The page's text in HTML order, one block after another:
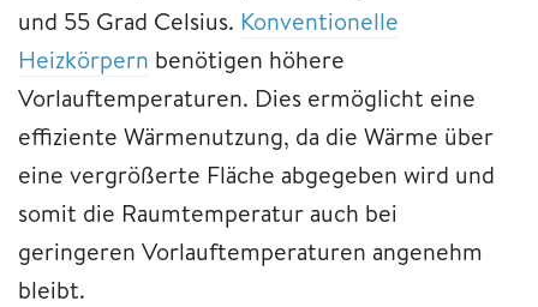
und 55 Grad Celsius. Konventionelle
Heizkörpern benötigen höhere
Vorlauftemperaturen. Dies ermöglicht eine
effiziente Wärmenutzung, da die Wärme über
eine vergrößerte Fläche abgegeben wird und
somit die Raumtemperatur auch bei
geringeren Vorlauftemperaturen angenehm
bleibt.